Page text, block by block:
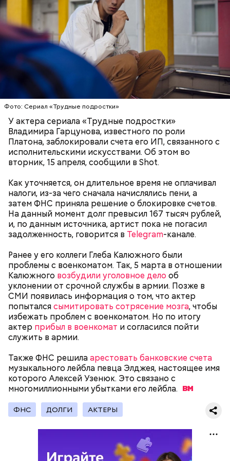
Фото: Сериал «Трудные подростки»
У актера сериала «Трудные подростки»
Владимира Гарцунова, известного по роли
Платона, заблокировали счета его ИП, связанного с
исполнительскими искусствами. Об этом во
вторник, 15 апреля, сообщили в Shot.
Как уточняется, он длительное время не оплачивал
налоги, из-за чего сначала начислялись пени, а
затем ФНС приняла решение о блокировке счетов.
На данный момент долг превысил 167 тысяч рублей,
и, по данным источника, артист пока не погасил
задолженность, говорится в Telegram-канале.
Ранее у его коллеги Глеба Калюжного были
проблемы с военкоматом. Так, 5 марта в отношении
Калюжного возбудили уголовное дело об
уклонении от срочной службы в армии. Позже в
СМИ появилась информация о том, что актер
попыталсясымитировать сотрясение мозга, чтобы
избежать проблем с военкоматом. Но по итогу
актер прибыл в военкомат и согласился пойти
служить в армии.
Также ФНС решилаарестовать банковские счета
музыкального лейбла певца Элджея, настоящее имя
которого Алексей Узенюк. Это связано с
многомиллионными убытками еголейбла.
ФНС ДОЛГИ АКТЕРЫ
Молодого человека задержали. На первом же
допросе он признался, что планировал отравить
только отчима. Тогда следователи посчитали, что
мотивом преступления была квартира родителей,
которая в случае их смерти перешла бы сыну. Но
спустя несколько дней Миссюра заявил, что ранее
Кто еще был жертвой Миссюры
Первой жертвой Миссюры была его девушка.
Именно на ней молодой человек впервые испытал
химикаты, купленные в интернет-магазине. 13
января 2024 года он подсыпал дихлорэтан в
коктейль возлюбленной, отчего у нее случился
инсульт. Девушка неделюпровела в коме, а после
выписки из больницы узнала, что Миссюра
оформил на нее несколько кредитов.
Примечательно, что летом 2023 года на Мутаева
неизвестный несколько раз выстрелил в
спортсмена из травматического пистолета, а боец
открыл огоньв ответ.
Как идет расследование
Вскоре в качестве главного подозреваемого в
убийстве спортсмена арестовали его 18-летнего
знакомого Надырхана Кадирханова. На допросе он
признал вину и показал следователям, как именно
совершил преступление и где спрятал оружие, из
которого застрелил Мутаева.